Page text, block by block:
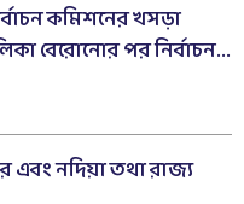
কমিশনের খসড়া
বেরোনোর পর নির্বাচন...
এবং নদিয়া তথা রাজ্য